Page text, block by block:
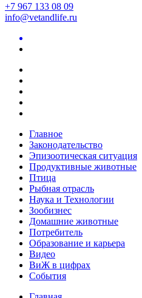
+7 967 133 08 09
info@vetandlife.ru
Главное
Законодательство
Эпизоотическая ситуация
Продуктивные животные
Птица
Рыбная отрасль
Наука и Технологии
Зообизнес
Домашние животные
Потребитель
Образование и карьера
Видео
ВиЖ в цифрах
События